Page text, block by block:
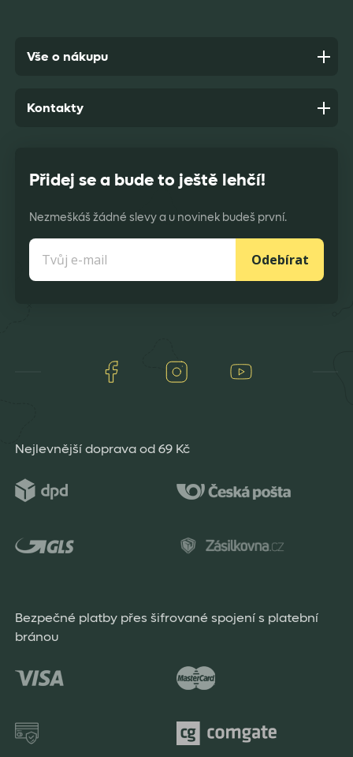
Vše o nákupu
Přidej se a bude to ještě lehčí!
Nezmeškáš žádné slevy a u novinek budeš první.
Odebírat
Facebook Instagram
Kontakty
Nejlevnější doprava od 69 Kč
Bezpečné platby přes šifrované spojení s platební
bránou